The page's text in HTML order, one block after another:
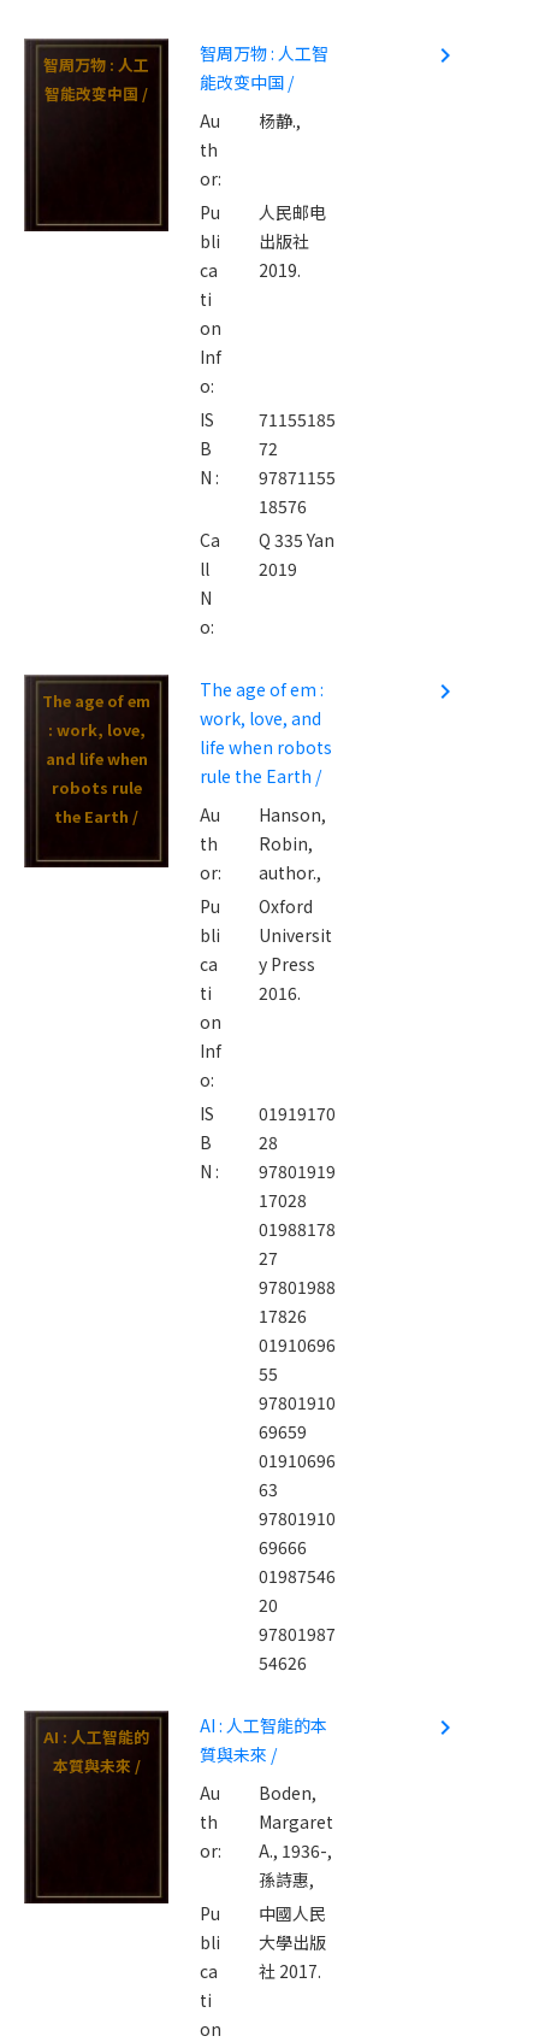
智周万物 : 人工
智能改变中国 /
智周万物 : 人工智
能改变中国 /
Au
th
or:
杨静.,
Pu
bli
ca
ti
on
Inf
o:
人民邮电
出版社
2019.
IS
B
N :
71155185
72
97871155
18576
Ca
ll
N
o:
Q 335 Yan
2019
navigate_next
The age of em
: work, love,
and life when
robots rule
the Earth /
The age of em :
work, love, and
life when robots
rule the Earth /
Au
th
or:
Hanson,
Robin,
author.,
Pu
bli
ca
ti
on
Inf
o:
Oxford
Universit
y Press
2016.
IS
B
N :
01919170
28
97801919
17028
01988178
27
97801988
17826
01910696
55
97801910
69659
01910696
63
97801910
69666
01987546
20
97801987
54626
navigate_next
AI : 人工智能的
本質與未來 /
AI : 人工智能的本
質與未來 /
Au
th
or:
Boden,
Margaret
A., 1936-,
孫詩惠,
Pu
bli
ca
ti
on
中國人民
大學出版
社 2017.
navigate_next